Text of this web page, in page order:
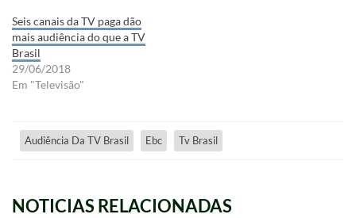
Seis canais da TV paga dão
mais audiência do que a TV
Brasil
29/06/2018
Em "Televisão"
Audiência Da TV Brasil Ebc Tv Brasil
NOTICIAS RELACIONADAS